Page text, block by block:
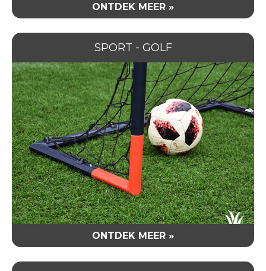
ONTDEK MEER »
SPORT - GOLF
ONTDEK MEER »